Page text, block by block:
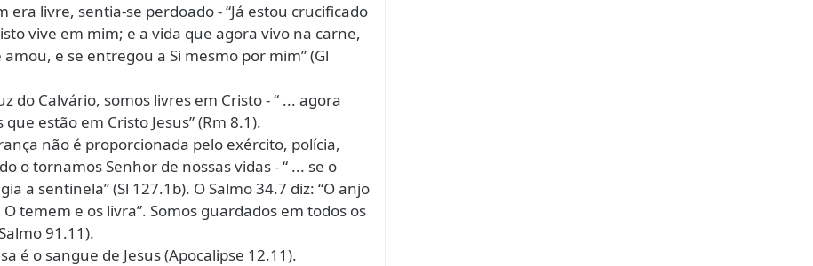
era livre, sentia-se perdoado - “Já estou crucificado
vive em mim; e a vida que agora vivo na carne,
e se entregou a Si mesmo por mim” (Gl
do Calvário, somos livres em Cristo - “ ... agora
estão em Cristo Jesus” (Rm 8.1).
não é proporcionada pelo exército, polícia,
o tornamos Senhor de nossas vidas - “ ... se o
a sentinela” (Sl 127.1b). O Salmo 34.7 diz: “O anjo
temem e os livra”. Somos guardados em todos os
91.11).
é o sangue de Jesus (Apocalipse 12.11).